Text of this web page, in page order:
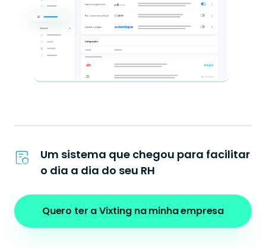
Um sistema que chegou para facilitar
o dia a dia do seu RH
Quero ter a Vixting na minha empresa